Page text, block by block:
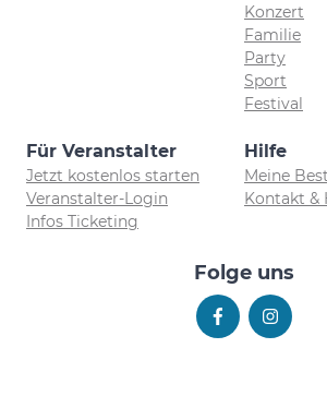
Konzert
Familie
Party
Sport
Festival
Für Veranstalter
Jetzt kostenlos starten
Veranstalter-Login
Infos Ticketing
Hilfe
Meine
Kontakt &
Folge uns